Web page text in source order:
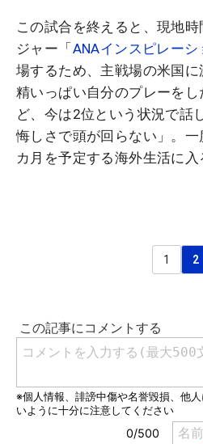
この試合を終えると、現地
ジャー「 ANAインスピレーシ
場するため、主戦場の米国に
精いっぱい自分のプレーを
ど、今は2位という状況で話
悔しさで頭が回らない」。
カ月を予定する海外生活に入
1 2